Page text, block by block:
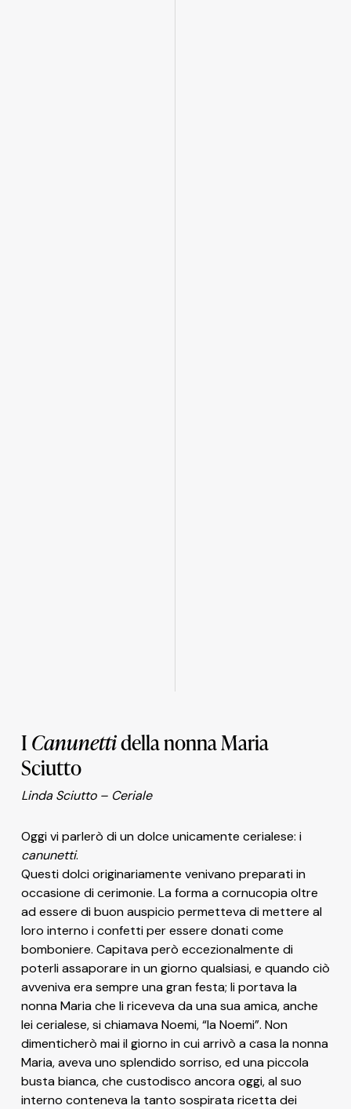
ICanunettidella nonna Maria
Sciutto
Linda Sciutto – Ceriale
Oggi vi parlerò di un dolce unicamente cerialese: i
canunetti.
Questi dolci originariamente venivano preparati in
occasione di cerimonie. La forma a cornucopia oltre
ad essere di buon auspicio permetteva di mettere al
loro interno i confetti per essere donati come
bomboniere. Capitava però eccezionalmente di
poterli assaporare in un giorno qualsiasi, e quando ciò
avveniva era sempre una gran festa; li portava la
nonna Maria che li riceveva da una sua amica, anche
lei cerialese, si chiamava Noemi, “la Noemi”. Non
dimenticherò mai il giorno in cui arrivò a casa la nonna
Maria, aveva uno splendido sorriso, ed una piccola
busta bianca, che custodisco ancora oggi, al suo
interno conteneva la tanto sospirata ricetta dei